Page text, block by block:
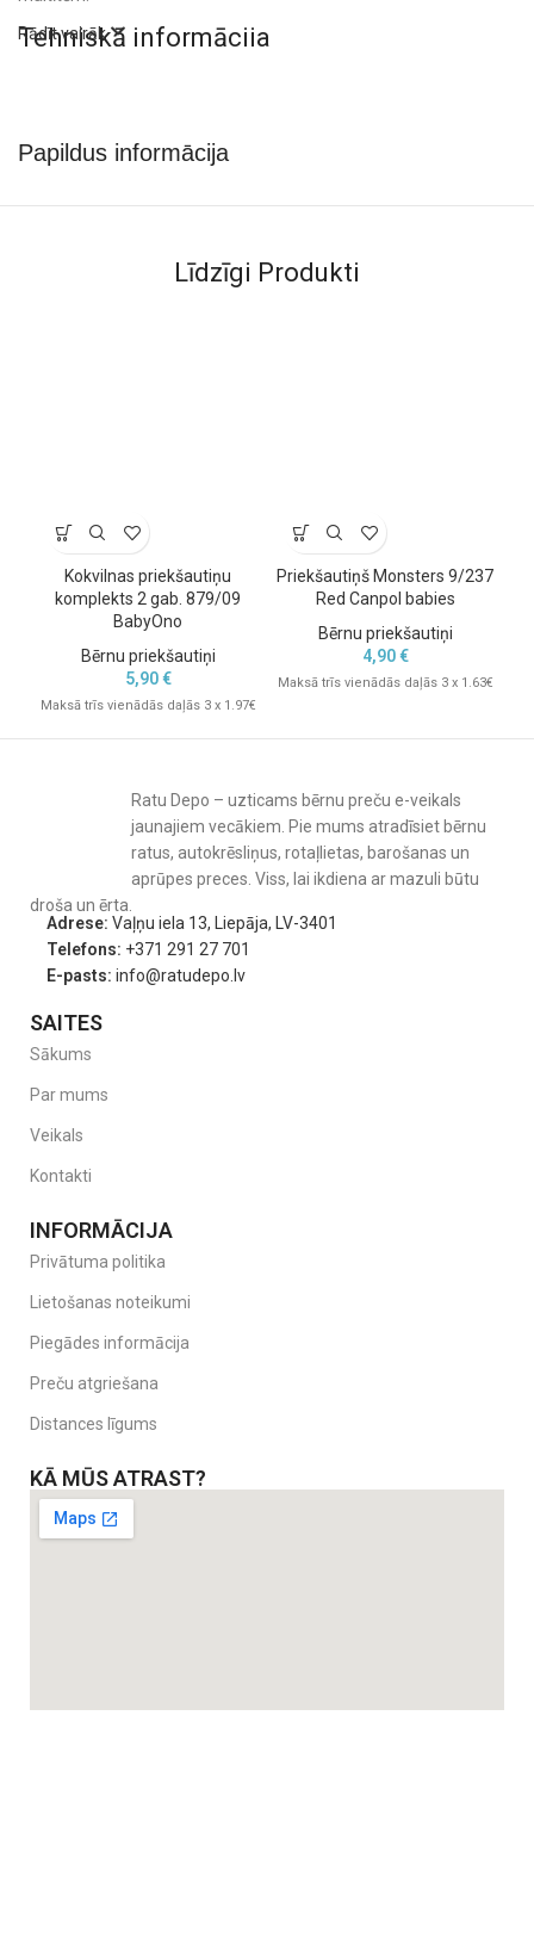
Tehniskā informācija
Apskati arī citusbērnu priekšautiņus
bērnu traukiem
, lai maltītes būtu vēl ērtākas.
Rādīt vairāk
Papildus informācija
Līdzīgi Produkti
Kokvilnas priekšautiņu
komplekts 2 gab. 879/09
BabyOno
Bērnu priekšautiņi
5,90€
Maksā trīs vienādās daļās 3 x 1.97€
Priekšautiņš Monsters 9/237
Red Canpol babies
Bērnu priekšautiņi
4,90€
Maksā trīs vienādās daļās 3 x 1.63€
Ratu Depo – uzticams bērnu preču e-veikals
jaunajiem vecākiem. Pie mums atradīsiet bērnu
ratus, autokrēsliņus, rotaļlietas, barošanas un
aprūpes preces. Viss, lai ikdiena ar mazuli būtu
droša un ērta.
Adrese: Vaļņu iela 13, Liepāja, LV-3401
Telefons: +371 291 27 701
E-pasts: info@ratudepo.lv
SAITES
Sākums
Par mums
Veikals
Kontakti
INFORMĀCIJA
Privātuma politika
Lietošanas noteikumi
Piegādes informācija
Preču atgriešana
Distances līgums
KĀ MŪS ATRAST?